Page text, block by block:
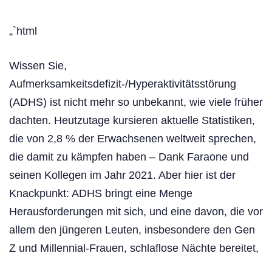
„`html
Wissen Sie,
Aufmerksamkeitsdefizit-/Hyperaktivitätsstörung
(ADHS) ist nicht mehr so unbekannt, wie viele früher
dachten. Heutzutage kursieren aktuelle Statistiken,
die von 2,8 % der Erwachsenen weltweit sprechen,
die damit zu kämpfen haben – Dank Faraone und
seinen Kollegen im Jahr 2021. Aber hier ist der
Knackpunkt: ADHS bringt eine Menge
Herausforderungen mit sich, und eine davon, die vor
allem den jüngeren Leuten, insbesondere den Gen
Z und Millennial-Frauen, schlaflose Nächte bereitet,